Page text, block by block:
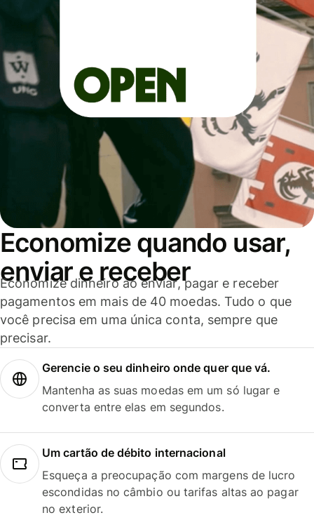
Economize quando usar,
enviar e receber
Economize dinheiro ao enviar, pagar e receber
pagamentos em mais de 40 moedas. Tudo o que
você precisa em uma única conta, sempre que
precisar.
Gerencie o seu dinheiro onde quer que vá.
Mantenha as suas moedas em um só lugar e
converta entre elas em segundos.
Um cartão de débito internacional
Esqueça a preocupação com margens de lucro
escondidas no câmbio ou tarifas altas ao pagar
no exterior.